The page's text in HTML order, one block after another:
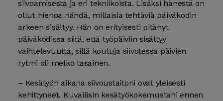
siivoamisesta ja eri tekniikoista. Lisäksi hänestä on
ollut hienoa nähdä, millaisia tehtäviä päiväkodin
arkeen sisältyy. Hän on erityisesti pitänyt
päiväkodissa siitä, että työpäiviin sisältyy
vaihtelevuutta, sillä kouluja siivotessa päivien
rytmi oli melko tasainen.
– Kesätyön aikana siivoustaitoni ovat yleisesti
kehittyneet. Kuvailisin kesätyökokemustani ennen